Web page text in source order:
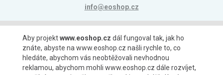
info@eoshop.cz
Možnosti platby
Aby projektwww.eoshop.cz dál fungoval tak, jak ho
znáte, abyste na www.eoshop.cz našli rychle to, co
hledáte, abychom vás neobtěžovali nevhodnou
reklamou, abychom mohli www.eoshop.cz dále rozvíjet,